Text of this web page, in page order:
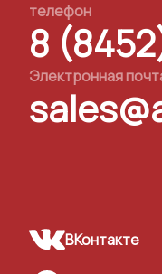
телефон
8
Электронная
ВКонтакте